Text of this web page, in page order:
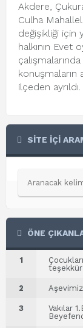
Akdere,
Culha
değişikliği için
halkının Evet
konuşmaların
ilçeden ayrıldı.
SİTE İÇİ
ÖNE
1
2
3
Vakılar